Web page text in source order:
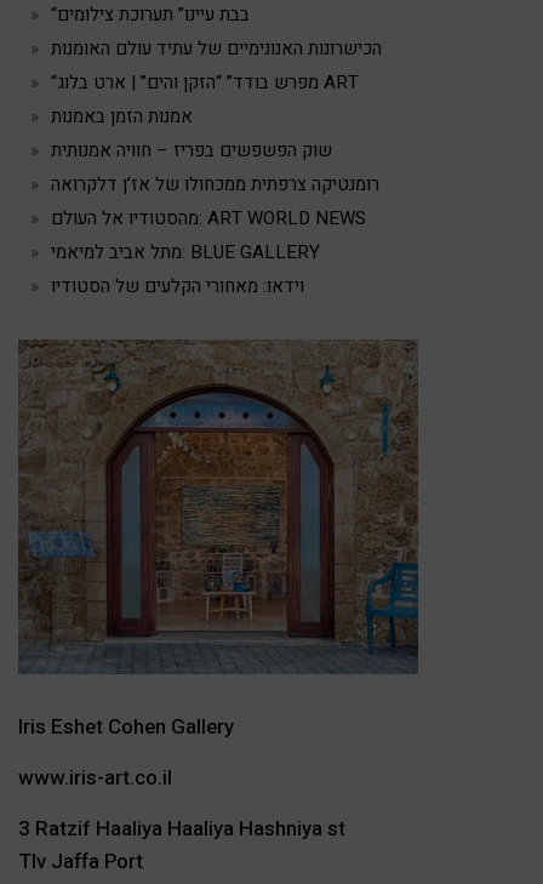
“בבת עיינו” תערוכת צילומים
הכישרונות האנונימיים של עתיד עולם האומנות
“מפרש בודד” “הזקן והים” | ארט בלוג ART
אמנות הזמן באמנות
שוק הפשפשים בפריז – חוויה אמנותית
רומנטיקה צרפתית ממכחולו של אז’ן דלקרואה
מהסטודיו אל העולם: ART WORLD NEWS
מתל אביב למיאמי: BLUE GALLERY
וידאו: מאחורי הקלעים של הסטודיו
Iris Eshet Cohen Gallery
www.iris-art.co.il
3 Ratzif Haaliya Haaliya Hashniya st
Tlv Jaffa Port